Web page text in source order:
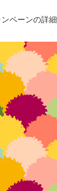
ペーンの詳